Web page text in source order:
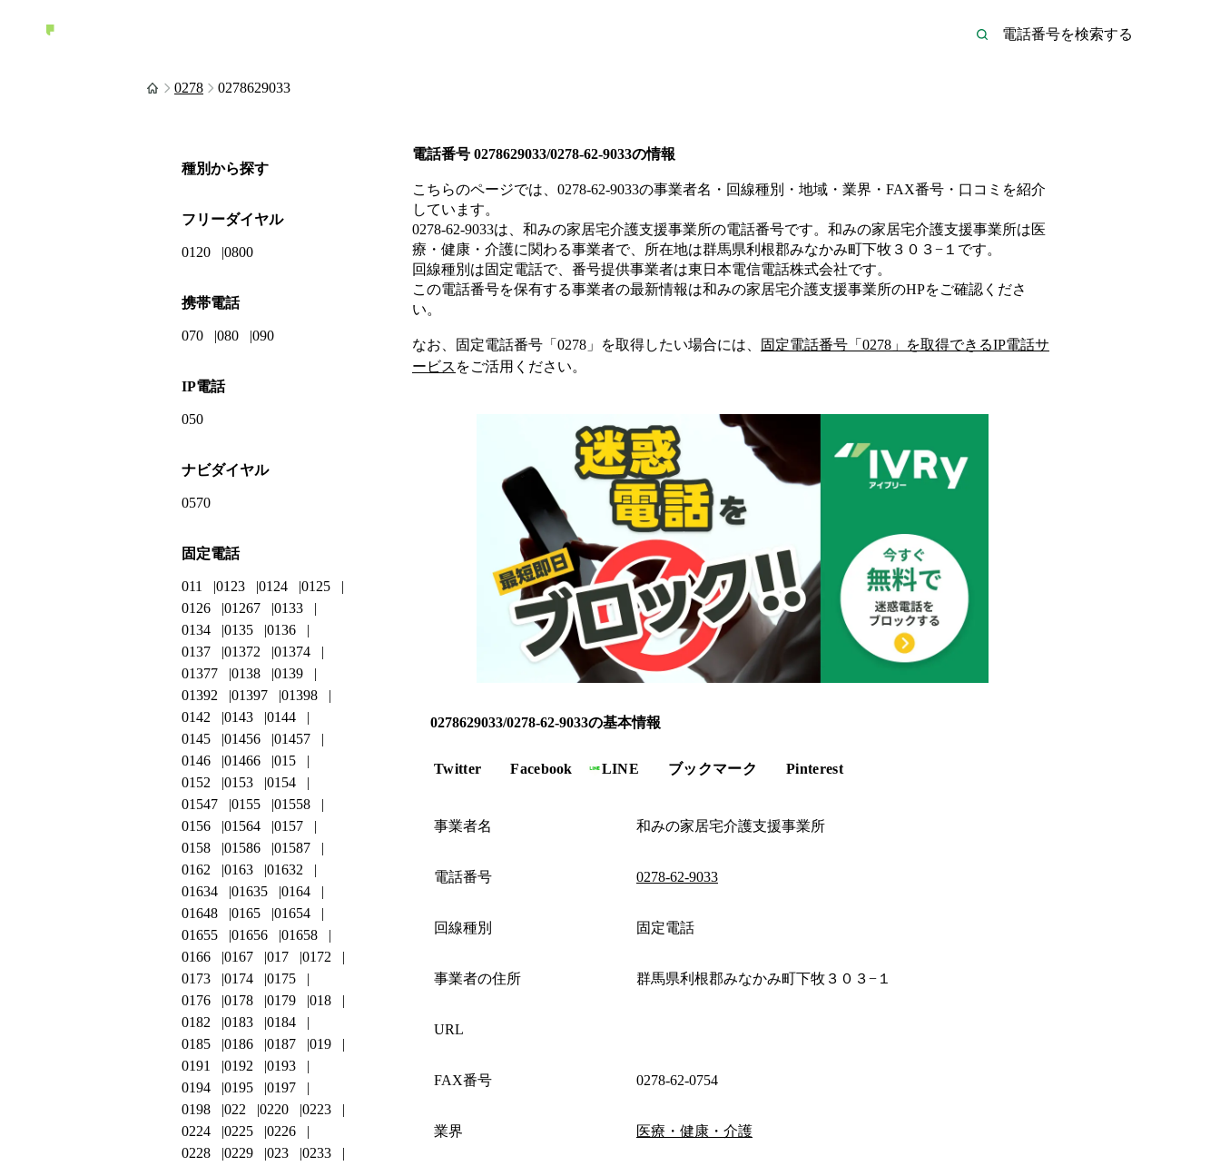
0278 0278629033
電話番号 0278629033/0278-62-9033の情報
こちらのページでは、 0278-62-9033の事業者名・回線種別・地域・業界・FAX番号・口コミを紹介
しています。
0278-62-9033は、 和みの家居宅介護支援事業所の電話番号です。 和みの家居宅介護支援事業所は医
療・健康・介護に関わる事業者で、所在地は群馬県利根郡みなかみ町下牧３０３−１ です。
回線種別は固定電話で、番号提供事業者は東日本電信電話株式会社です。
この電話番号を保有する事業者の最新情報は和みの家居宅介護支援事業所のHPをご確認くださ
い。
なお、固定電話番号「 0278 」を取得したい場合には、 固定電話番号「 0278 」を取得できるIP電話サ
ービス をご活用ください。
0278629033/0278-62-9033の基本情報
Twitter Facebook LINE ブックマーク Pinterest
事業者名 和みの家居宅介護支援事業所
電話番号 0278-62-9033
回線種別 固定電話
事業者の住所 群馬県利根郡みなかみ町下牧３０３−１
URL
FAX番号 0278-62-0754
業界 医療・健康・介護
種別から探す
フリーダイヤル
0120 0800
携帯電話
070 080 090
IP電話
050
ナビダイヤル
0570
固定電話
011 0123 0124
0125
0126
01267
0133
0134
0135
0136
0137
01372
01374
01377
0138
0139
01392
01397
01398
0142
0143
0144
0145
01456
01457
0146
01466
015
0152
0153
0154
01547
0155
01558
0156
01564
0157
0158
01586
01587
0162
0163
01632
01634
01635
0164
01648
0165
01654
01655
01656
01658
0166
0167 017
0172
0173
0174
0175
0176
0178 0179
018
0182
0183
0184
0185
0186 0187
019
0191
0192
0193
0194
0195
0197
0198
022 0220
0223
0224
0225
0226
0228
0229 023
0233